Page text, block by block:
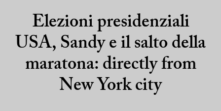
Elezioni presidenziali
USA, Sandy e il salto della
maratona: directly from
New York city